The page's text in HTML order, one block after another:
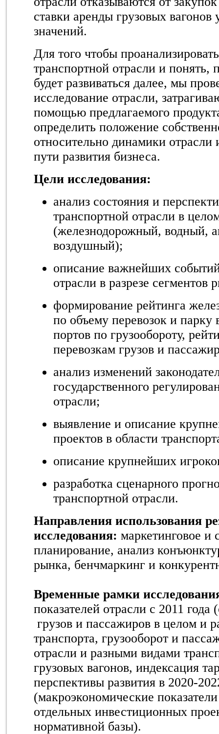
ставки аренды грузовых
значений.
Для того чтобы
транспортной отрасли и понять,
будет развиваться далее, мы
исследование отрасли,
помощью предлагаемого
определить положение
относительно динамики
пути развития бизнеса.
Цели исследования:
анализ состояния и
транспортной отрасли в
(железнодорожный, водный,
воздушный);
описание важнейших
отрасли в разрезе сегментов
формирование рейтинга
по объему перевозок и парку
портов по грузообороту,
перевозкам грузов и
анализ изменений
государственного
отрасли;
выявление и описание
проектов в области
описание крупнейших
разработка сценарного
транспортной отрасли.
Направления использования
исследования: маркетинговое и
планирование, анализ
рынка, бенчмаркинг и
Временные рамки
показателей отрасли с 2011
грузов и пассажиров в целом и
транспорта, грузооборот и
отрасли и разными видами
грузовых вагонов, индексация
перспективы развития в 2020-
(макроэкономические
отдельных инвестиционных
нормативной базы).